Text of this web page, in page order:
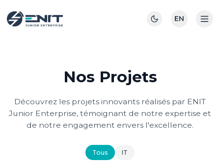
EN
Nos Projets
Découvrez les projets innovants réalisés par ENIT
Junior Enterprise, témoignant de notre expertise et
de notre engagement envers l'excellence.
Tous IT